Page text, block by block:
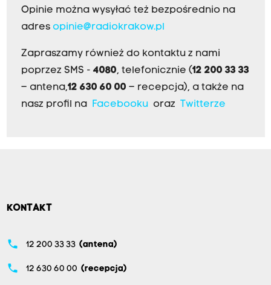
Opinie można wysyłać też bezpośrednio na
adres opinie@radiokrakow.pl
Zapraszamy również do kontaktu z nami
poprzez SMS - 4080, telefonicznie (12 200 33 33
– antena,12 630 60 00 – recepcja), a także na
nasz profil na Facebookuoraz Twitterze
KONTAKT
phone 12 200 33 33 (antena)
phone 12 630 60 00 (recepcja)